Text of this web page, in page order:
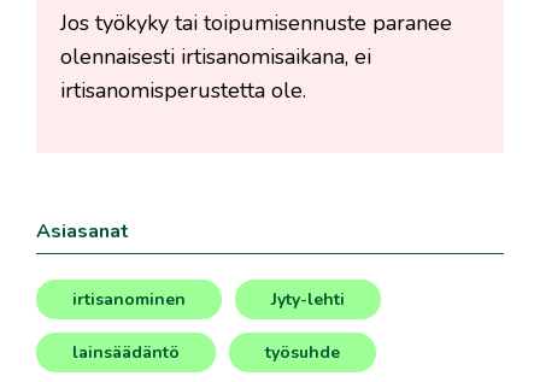
Jos työkyky tai toipumisennuste paranee
olennaisesti irtisanomisaikana, ei
irtisanomisperustetta ole.
Asiasanat
irtisanominen
,
Jyty-lehti
, lainsäädäntö työsuhde